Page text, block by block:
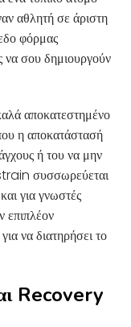
αθλητή σε άριστη
φόρμας
να σου δημιουργούν
αποκατεστημένο
η αποκατάστασή
ή του να μην
συσσωρεύεται
για γνωστές
επιπλέον
να διατηρήσει το
Recovery